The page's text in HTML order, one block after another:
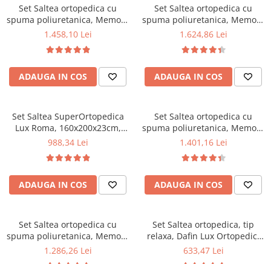
Set Saltea ortopedica cu
spuma poliuretanica, Memory
Foam 5 cm Paris,
sistem de aerisire perimetral
Saltex plus 2 perne matlasate
microfibra 50x70cm, lavabile
la 60°C
1.458,10 Lei
ADAUGA IN COS
Set Saltea ortopedica cu
spuma poliuretanica, Memory
Foam 5 cm Paris,
sistem de aerisire perimetral
Saltex plus 2 perne matlasate
microfibra 50x70cm, lavabile
la 60°C
1.624,86 Lei
ADAUGA IN COS
Set Saltea SuperOrtopedica
Lux Roma, 160x200x23cm,
fermitate tare, cu plasa arcuri
aerisire perimetral, Saltex,
plus 2 perne matlasate
microfibra 50x70cm, lavabile
la 60°C
988,34 Lei
ADAUGA IN COS
Set Saltea ortopedica cu
spuma poliuretanica, Memory
Foam 5 cm Paris,
sistem de aerisire perimetral
Saltex plus 2 perne matlasate
microfibra 50x70cm, lavabile
la 60°C
1.401,16 Lei
ADAUGA IN COS
Set Saltea ortopedica cu
spuma poliuretanica, Memory
Foam 5 cm Paris,
1.286,26 Lei
Set Saltea ortopedica, tip
relaxa, Dafin Lux Ortopedic,
140x190x21cm, fermitate
633,47 Lei